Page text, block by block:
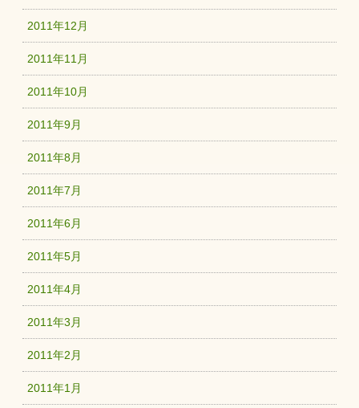
2011年12月
2011年11月
2011年10月
2011年9月
2011年8月
2011年7月
2011年6月
2011年5月
2011年4月
2011年3月
2011年2月
2011年1月